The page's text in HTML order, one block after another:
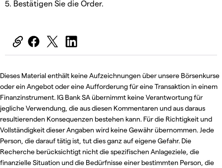
5. Bestätigen Sie die Order.
Dieses Material enthält keine Aufzeichnungen über unsere Börsenkurse
oder ein Angebot oder eine Aufforderung für eine Transaktion in einem
Finanzinstrument. IG Bank SA übernimmt keine Verantwortung für
jegliche Verwendung, die aus diesen Kommentaren und aus daraus
resultierenden Konsequenzen bestehen kann. Für die Richtigkeit und
Vollständigkeit dieser Angaben wird keine Gewähr übernommen. Jede
Person, die darauf tätig ist, tut dies ganz auf eigene Gefahr. Die
Recherche berücksichtigt nicht die spezifischen Anlageziele, die
finanzielle Situation und die Bedürfnisse einer bestimmten Person, die